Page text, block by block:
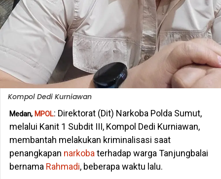
Kompol Dedi Kurniawan
Medan, MPOL: Direktorat (Dit) Narkoba Polda Sumut,
melalui Kanit 1 Subdit III, Kompol Dedi Kurniawan,
membantah melakukan kriminalisasi saat
penangkapan narkoba terhadap warga Tanjungbalai
bernama Rahmadi, beberapa waktu lalu.